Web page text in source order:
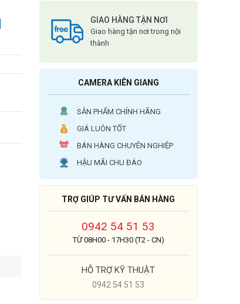
GIAO HÀNG TẬN NƠI
Giao hàng tận nơi trong nội
thành
CAMERA KIÊN GIANG
SẢN PHẨM CHÍNH HÃNG
GIÁ LUÔN TỐT
BÁN HÀNG CHUYÊN NGHIỆP
HẬU MÃI CHU ĐÁO
TRỢ GIÚP TƯ VẤN BÁN HÀNG
0942 54 51 53
TỪ 08H00 - 17H30 (T2 - CN)
HỖ TRỢ KỸ THUẬT
0942 54 51 53